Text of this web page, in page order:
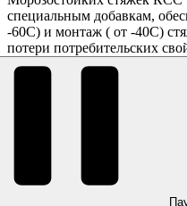
специальным добавкам,
-60С) и монтаж ( от -40С)
потери потребительских